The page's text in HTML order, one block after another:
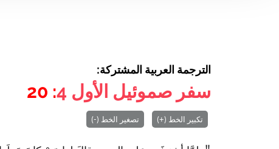
الترجمة العربية المشتركة:
سفر صموئيل الأول 4
: 20
تكبير الخط (+) تصغير الخط (-)